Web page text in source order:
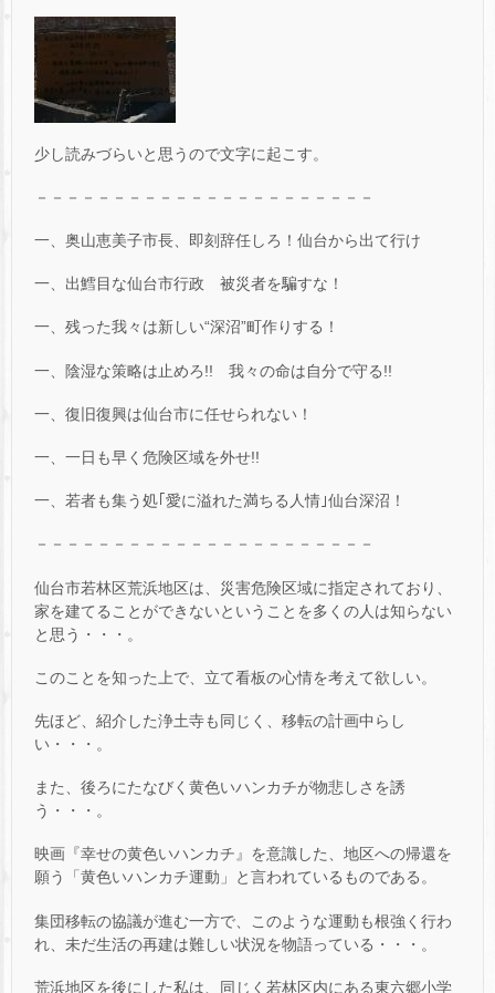
少し読みづらいと思うので文字に起こす。
－－－－－－－－－－－－－－－－－－－－－－
一、奥山恵美子市長、即刻辞任しろ！仙台から出て行け
一、出鱈目な仙台市行政 被災者を騙すな！
一、残った我々は新しい“深沼”町作りする！
一、陰湿な策略は止めろ!! 我々の命は自分で守る!!
一、復旧復興は仙台市に任せられない！
一、一日も早く危険区域を外せ!!
一、若者も集う処｢愛に溢れた満ちる人情｣仙台深沼！
－－－－－－－－－－－－－－－－－－－－－－
仙台市若林区荒浜地区は、災害危険区域に指定されており、
家を建てることができないということを多くの人は知らない
と思う・・・。
このことを知った上で、立て看板の心情を考えて欲しい。
先ほど、紹介した浄土寺も同じく、移転の計画中らし
い・・・。
また、後ろにたなびく黄色いハンカチが物悲しさを誘
う・・・。
映画『幸せの黄色いハンカチ』を意識した、地区への帰還を
願う「黄色いハンカチ運動」と言われているものである。
集団移転の協議が進む一方で、このような運動も根強く行わ
れ、未だ生活の再建は難しい状況を物語っている・・・。
荒浜地区を後にした私は、同じく若林区内にある東六郷小学